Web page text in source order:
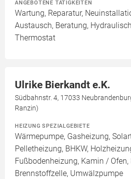
ANGEBOTENE TÄTIGKEITEN
Wartung, Reparatur,
Austausch, Beratung,
Thermostat
Ulrike Bierkandt e.K.
Südbahnstr. 4, 17033
Ranzin)
HEIZUNG SPEZIALGEBIETE
Wärmepumpe, Gasheizung,
Pelletheizung, BHKW,
Fußbodenheizung, Kamin / Ofen,
Brennstoffzelle, Umwälzpumpe